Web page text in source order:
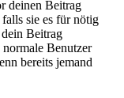
deinen Beitrag
sie es für nötig
Beitrag
normale Benutzer
bereits jemand